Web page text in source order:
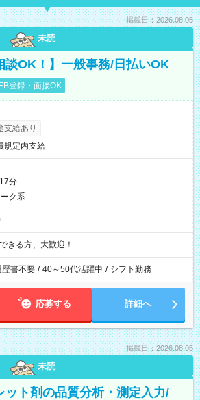
掲載日：2026.08.05
未読
談OK！】一般事務/日払いOK
登録・面接OK
支給あり
規定内支給
分
ク系
きる方、大歓迎！
歴書不要 / 40～50代活躍中 / シフト勤務
応募する 詳細へ
掲載日：2026.08.05
未読
ット剤の品質分析・測定入力/